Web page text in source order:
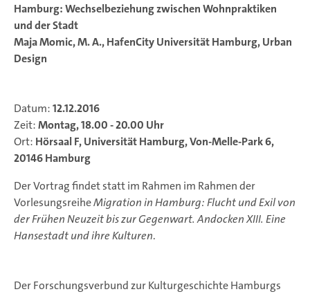
Hamburg: Wechselbeziehung zwischen Wohnpraktiken
und der Stadt
Maja Momic, M. A., HafenCity Universität Hamburg, Urban
Design
Datum:12.12.2016
Zeit:Montag, 18.00 - 20.00 Uhr
Ort: Hörsaal F, Universität Hamburg, Von-Melle-Park 6,
20146 Hamburg
Der Vortrag findet statt im Rahmen im Rahmen der
VorlesungsreiheMigration in Hamburg: Flucht und Exil von
der Frühen Neuzeit bis zur Gegenwart. Andocken XIII. Eine
Hansestadt und ihre Kulturen.
Der Forschungsverbund zur Kulturgeschichte Hamburgs